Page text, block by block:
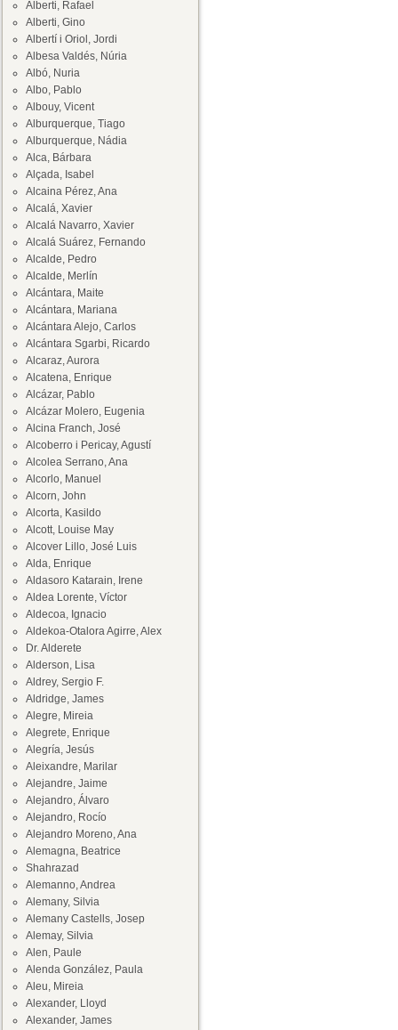
Alberti, Rafael
Alberti, Gino
Albertí i Oriol, Jordi
Albesa Valdés, Núria
Albó, Nuria
Albo, Pablo
Albouy, Vicent
Alburquerque, Tiago
Alburquerque, Nádia
Alca, Bárbara
Alçada, Isabel
Alcaina Pérez, Ana
Alcalá, Xavier
Alcalá Navarro, Xavier
Alcalá Suárez, Fernando
Alcalde, Pedro
Alcalde, Merlín
Alcántara, Maite
Alcántara, Mariana
Alcántara Alejo, Carlos
Alcántara Sgarbi, Ricardo
Alcaraz, Aurora
Alcatena, Enrique
Alcázar, Pablo
Alcázar Molero, Eugenia
Alcina Franch, José
Alcoberro i Pericay, Agustí
Alcolea Serrano, Ana
Alcorlo, Manuel
Alcorn, John
Alcorta, Kasildo
Alcott, Louise May
Alcover Lillo, José Luis
Alda, Enrique
Aldasoro Katarain, Irene
Aldea Lorente, Víctor
Aldecoa, Ignacio
Aldekoa-Otalora Agirre, Alex
Dr. Alderete
Alderson, Lisa
Aldrey, Sergio F.
Aldridge, James
Alegre, Mireia
Alegrete, Enrique
Alegría, Jesús
Aleixandre, Marilar
Alejandre, Jaime
Alejandro, Álvaro
Alejandro, Rocío
Alejandro Moreno, Ana
Alemagna, Beatrice
Shahrazad
Alemanno, Andrea
Alemany, Silvia
Alemany Castells, Josep
Alemay, Silvia
Alen, Paule
Alenda González, Paula
Aleu, Mireia
Alexander, Lloyd
Alexander, James